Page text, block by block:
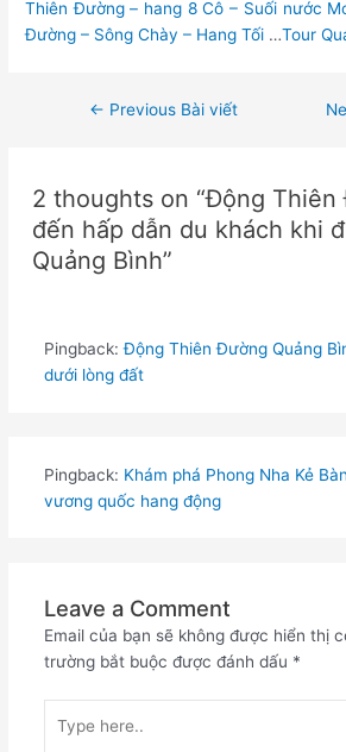
Thiên Đường – hang 8 Cô – Suối nước
Đường – Sông Chày – Hang Tối …Tour
← Previous Bài viết
2 thoughts on “Động
đến hấp dẫn du khách khi
Quảng Bình”
Pingback:Động Thiên Đường Quảng
dưới lòng đất
Pingback: Khám phá Phong Nha Kẻ
vương quốc hang động
Leave a Comment
Email của bạn sẽ không được hiển thị
trường bắt buộc được đánh dấu *
here..